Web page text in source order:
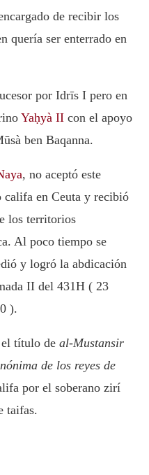
de recibir los
quería ser enterrado en
por Idrīs I pero en
Yaḥyà II con el apoyo
ben Baqanna.
, no aceptó este
califa en Ceuta y recibió
los territorios
Al poco tiempo se
y logró la abdicación
II del 431H ( 23
).
título de al-Mustansir
de los reyes de
por el soberano zirí
taifas.